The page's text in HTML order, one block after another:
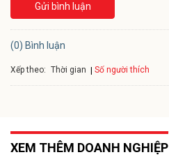
Gửi bình luận
(0) Bình luận
Xếp theo: Thời gian Số người thích
XEM THÊM DOANH NGHIỆP